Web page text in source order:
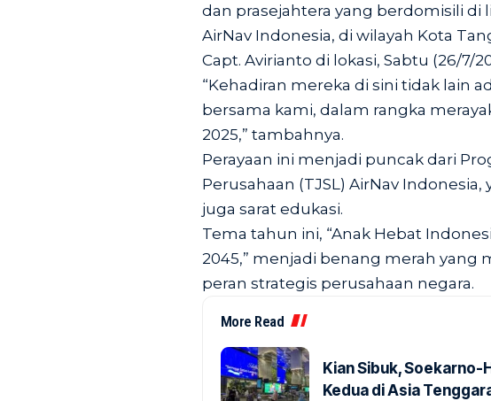
dan prasejahtera yang berdomisili di
AirNav Indonesia, di wilayah Kota
Capt. Avirianto di lokasi, Sabtu (26/7/
“Kehadiran mereka di sini tidak lain
bersama kami, dalam rangka
2025,” tambahnya.
Perayaan ini menjadi puncak dari
Perusahaan (TJSL) AirNav
juga sarat edukasi.
Tema tahun ini, “Anak Hebat
2045,” menjadi benang merah yang
peran strategis perusahaan negara.
More Read
Kian Sibuk,
Kedua di Asia